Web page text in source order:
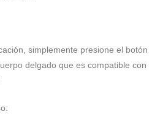
simplemente presione el botón
delgado que es compatible con